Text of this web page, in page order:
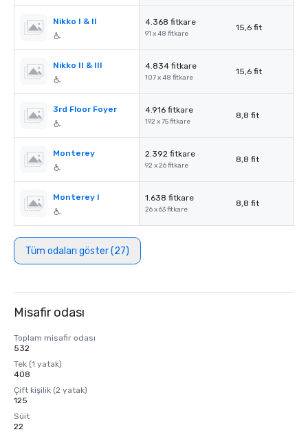
Nikko I & II 4.368 fitkare
91 x 48 fitkare
15,6 fit
Nikko II & III 4.834 fitkare
107 x 48 fitkare
15,6 fit
3rd Floor Foyer 4.916 fitkare
192 x 75 fitkare
8,8 fit
Monterey 2.392 fitkare
92 x 26 fitkare
8,8 fit
Monterey I 1.638 fitkare
26 x 63 fitkare
8,8 fit
Tüm odaları göster (27)
Misafir odası
Toplam misafir odası
532
Tek (1 yatak)
408
Çift kişilik (2 yatak)
125
Süit
22